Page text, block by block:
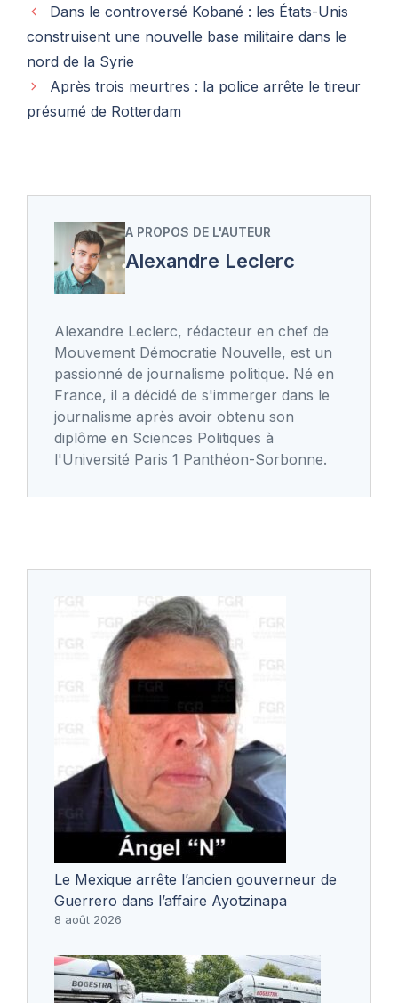
Dans le controversé Kobané : les États-Unis
construisent une nouvelle base militaire dans le
nord de la Syrie
Après trois meurtres : la police arrête le tireur
présumé de Rotterdam
A PROPOS DE L'AUTEUR
Alexandre Leclerc
Alexandre Leclerc, rédacteur en chef de
Mouvement Démocratie Nouvelle, est un
passionné de journalisme politique. Né en
France, il a décidé de s'immerger dans le
journalisme après avoir obtenu son
diplôme en Sciences Politiques à
l'Université Paris 1 Panthéon-Sorbonne.
Le Mexique arrête l’ancien gouverneur de
Guerrero dans l’affaire Ayotzinapa
8 août 2026